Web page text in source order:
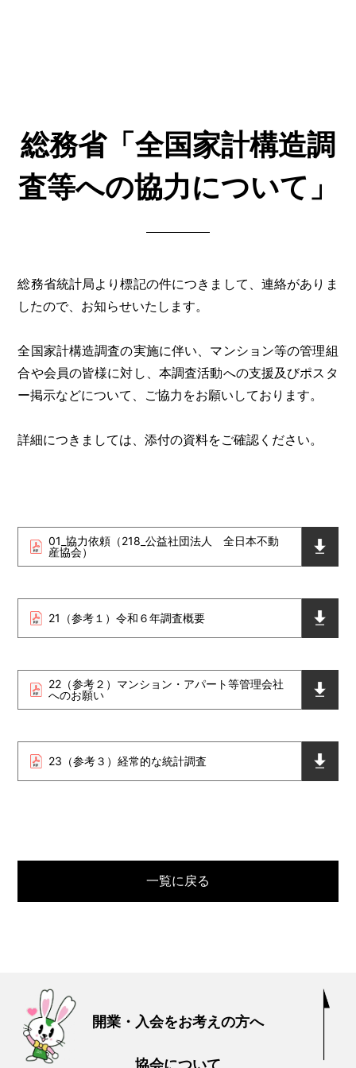
総務省「全国家計構造調
査等への協力について」
総務省統計局より標記の件につきまして、連絡がありま
したので、お知らせいたします。
全国家計構造調査の実施に伴い、マンション等の管理組
合や会員の皆様に対し、本調査活動への支援及びポスタ
ー掲示などについて、ご協力をお願いしております。
詳細につきましては、添付の資料をご確認ください。
01_協力依頼（218_公益社団法人 全日本不動
産協会）
21（参考１）令和６年調査概要
22（参考２）マンション・アパート等管理会社
へのお願い
23（参考３）経常的な統計調査
一覧に戻る
開業・入会をお考えの方へ